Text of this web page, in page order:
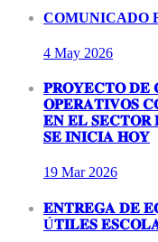
COMUNICADO
4 May 2026
𝐏𝐑𝐎𝐘𝐄𝐂𝐓𝐎 𝐃𝐄
𝐎𝐏𝐄𝐑𝐀𝐓𝐈𝐕𝐎𝐒
𝐄𝐍 𝐄𝐋 𝐒𝐄𝐂𝐓𝐎𝐑
𝐒𝐄 𝐈𝐍𝐈𝐂𝐈𝐀 𝐇𝐎𝐘
19 Mar2026
𝐄𝐍𝐓𝐑𝐄𝐆𝐀 𝐃𝐄
Ú𝐓𝐈𝐋𝐄𝐒